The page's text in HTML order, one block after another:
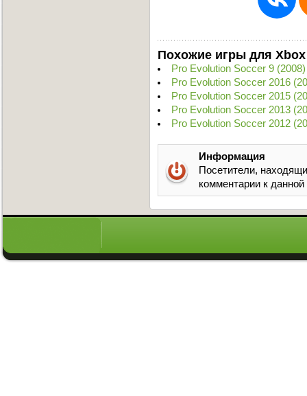
Похожие игры для Xbox
Pro Evolution Soccer 9
Pro Evolution Soccer 2016
Pro Evolution Soccer 2015
Pro Evolution Soccer 2013
Pro Evolution Soccer 2012
Информация
Посетители,
комментарии к